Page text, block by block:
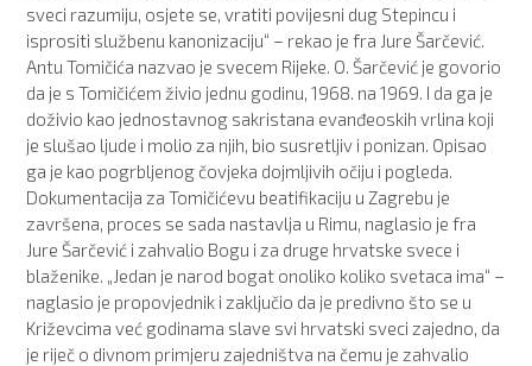
sveci razumiju, osjete se, vratiti povijesni dug Stepincu i
isprositi službenu kanonizaciju“ – rekao je fra Jure Šarčević.
Antu Tomičića nazvao je svecem Rijeke. O. Šarčević je govorio
da je s Tomičićem živio jednu godinu, 1968. na 1969. I da ga je
doživio kao jednostavnog sakristana evanđeoskih vrlina koji
je slušao ljude i molio za njih, bio susretljiv i ponizan. Opisao
ga je kao pogrbljenog čovjeka dojmljivih očiju i pogleda.
Dokumentacija za Tomičićevu beatifikaciju u Zagrebu je
završena, proces se sada nastavlja u Rimu, naglasio je fra
Jure Šarčević i zahvalio Bogu i za druge hrvatske svece i
blaženike. „Jedan je narod bogat onoliko koliko svetaca ima“ –
naglasio je propovjednik i zaključio da je predivno što se u
Križevcima već godinama slave svi hrvatski sveci zajedno, da
je riječ o divnom primjeru zajedništva na čemu je zahvalio